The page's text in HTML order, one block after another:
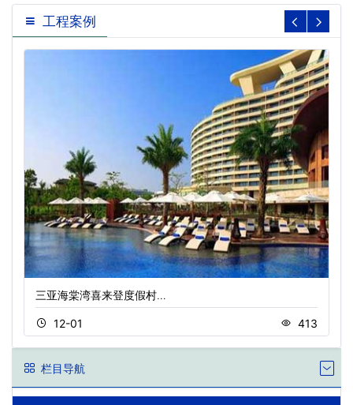
工程案例
三亚海棠湾喜来登度假村…
12-01 413
栏目导航